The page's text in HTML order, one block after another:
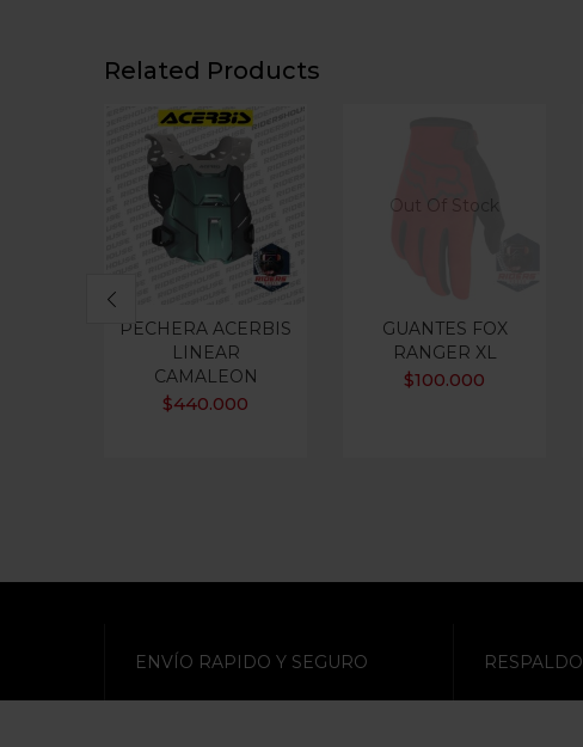
Related Products
PECHERA ACERBIS
LINEAR
CAMALEON
$440.000
Out Of Stock
GUANTES FOX
RANGER XL
$100.000
ENVÍO RAPIDO Y SEGURO RESPALDO